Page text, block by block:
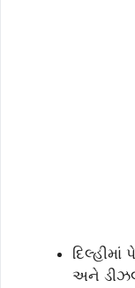
દિલ્હીમાં
અને